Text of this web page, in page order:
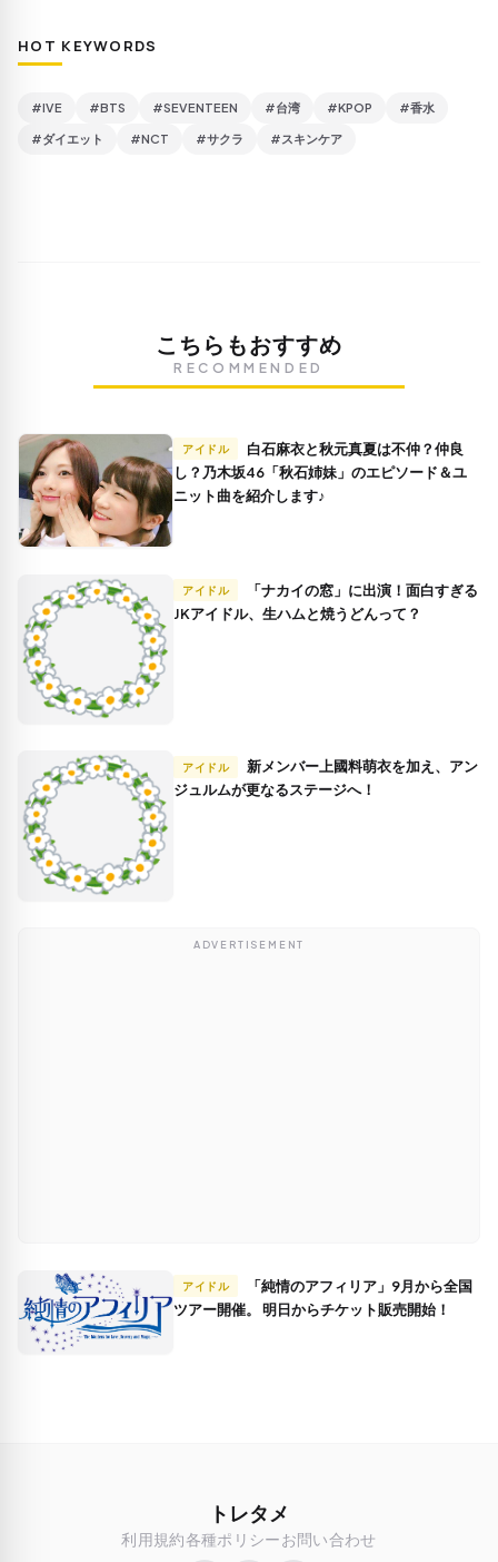
HOT KEYWORDS
#IVE #BTS #SEVENTEEN #台湾 #KPOP #香水
#ダイエット #NCT #サクラ #スキンケア
こちらもおすすめ
RECOMMENDED
アイドル
し？乃木坂46「秋石姉妹」のエピソード＆ユ
ニット曲を紹介します♪
アイドル
JKアイドル、生ハムと焼うどんって？
アイドル
ジュルムが更なるステージへ！
ADVERTISEMENT
アイドル
ツアー開催。 明日からチケット販売開始！
トレタメ
利用規約各種ポリシーお問い合わせ